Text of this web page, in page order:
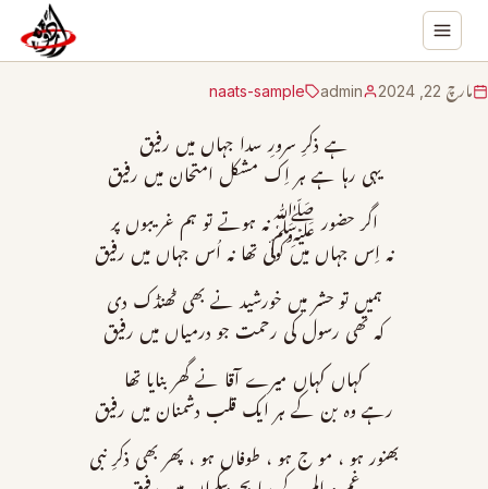
مارچ 22, 2024 admin
naats-sample
ہے ذکرِ سرورِ سدا جہاں میں رفیق
یہی رہا ہے ہر اِک مشکل امتحان میں رفیق
اگر حضور ﷺنہ ہوتے تو ہم غریبوں پر
نہ اِس جہاں میں کوئی تھا نہ اُس جہاں میں رفیق
ہمیں تو حشر میں خورشید نے بھی ٹھنڈک دی
کہ تھی رسول کی رحمت جو درمیاں میں رفیق
کہاں کہاں میرے آقا نے گھر بنایا تھا
رہے وہ بن کے ہر ایک قلب دشمنان میں رفیق
بھنور ہو ، مو ج ہو ، طوفاں ہو ، پھر بھی ذکرِ نبی